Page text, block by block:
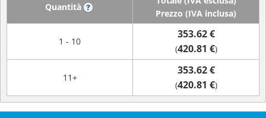
Quantità
Prezzo (IVA inclusa)
1 - 10
353.62 €
(420.81 €)
11+
353.62 €
(420.81 €)